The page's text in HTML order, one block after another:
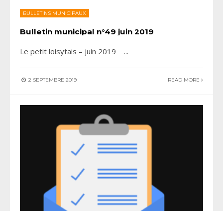
BULLETINS MUNICIPAUX
Bulletin municipal n°49 juin 2019
Le petit loisytais – juin 2019 ...
2 SEPTEMBRE 2019 READ MORE